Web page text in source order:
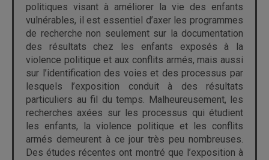
politiques visant à améliorer la vie des enfants
vulnérables, il est essentiel d’axer les programmes
de recherche non seulement sur la documentation
des résultats chez les enfants exposés à la
violence politique et aux conflits armés, mais aussi
sur l’identification des voies et des processus par
lesquels l’exposition conduit à des résultats
particuliers au fil du temps. Malheureusement, les
recherches axées sur les processus qui étudient
les enfants, la violence politique et les conflits
armés demeurent à ce jour très peu nombreuses.
Des études récentes ont montré que l’exposition à